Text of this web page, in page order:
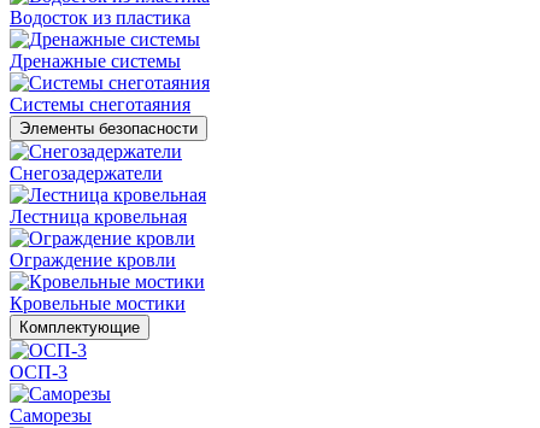
Водосток из пластика
Дренажные системы
Системы снеготаяния
Элементы безопасности
Снегозадержатели
Лестница кровельная
Ограждение кровли
Кровельные мостики
Комплектующие
ОСП-3
Саморезы